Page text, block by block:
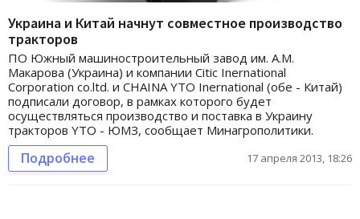
Украина и Китай начнут совместное производство
тракторов
ПО Южный машиностроительный завод им. А.М.
Макарова (Украина) и компании Citic Inernational
Corporation co.ltd. и CHAINA YTO Inernational (обе - Китай)
подписали договор, в рамках которого будет
осуществляться производство и поставка в Украину
тракторов YTO - ЮМЗ, сообщает Минагрополитики.
Подробнее 17 апреля 2013, 18:26